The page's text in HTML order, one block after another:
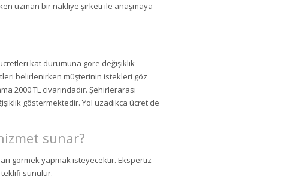
uzman bir nakliye şirketi ile anaşmaya
kat durumuna göre değişiklik
belirlenirken müşterinin istekleri göz
2000 TL civarındadır. Şehirlerarası
göstermektedir. Yol uzadıkça ücret de
sunar?
görmek yapmak isteyecektir. Ekspertiz
sunulur.